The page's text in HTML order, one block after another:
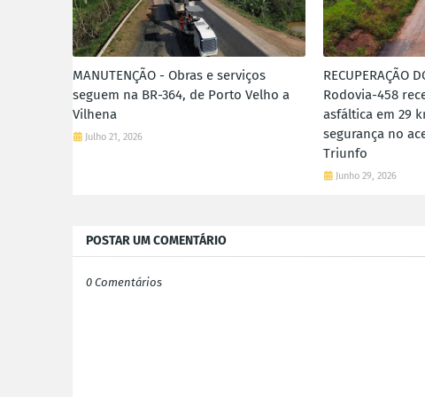
MANUTENÇÃO - Obras e serviços
seguem na BR-364, de Porto Velho a
Vilhena
Julho 21, 2026
RECUPERAÇÃO
Rodovia-458
asfáltica em 29
segurança no
Triunfo
Junho 29, 2026
POSTAR UM COMENTÁRIO
0 Comentários